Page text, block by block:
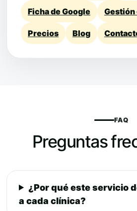
Ficha de Google Gestión
Precios Blog
FAQ
Preguntas
¿Por qué este servicio
a cada clínica?